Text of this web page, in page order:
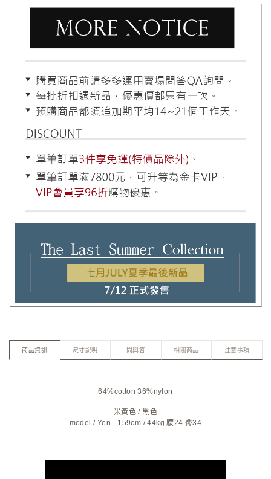
商品資訊 尺寸說明 問與答 相關商品 注意事項
64%cotton 36%nylon
米黃色/黑色
model / Yen - 159cm / 44kg 腰24 臀34